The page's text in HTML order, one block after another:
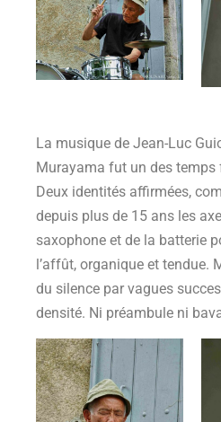
La musique de Jean-Luc
Murayama fut un des
Deux identités affirmées,
depuis plus de 15 ans les
saxophone et de la batterie
l’affût, organique et tendue.
du silence par vagues
densité. Ni préambule ni